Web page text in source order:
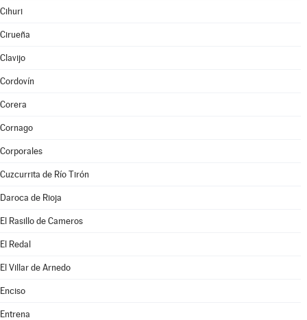
Cihuri
Cirueña
Clavijo
Cordovín
Corera
Cornago
Corporales
Cuzcurrita de Río Tirón
Daroca de Rioja
El Rasillo de Cameros
El Redal
El Villar de Arnedo
Enciso
Entrena